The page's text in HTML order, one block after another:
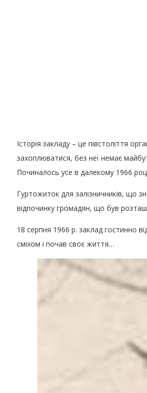
Історія закладу – це півстоліття
захоплюватися, без неї немає
Починалось усе в далекому 1966
Гуртожиток для залізничників, що
відпочинку громадян, що був
18 серпня 1966 р. заклад гостинно
сміхом і почав своє життя…